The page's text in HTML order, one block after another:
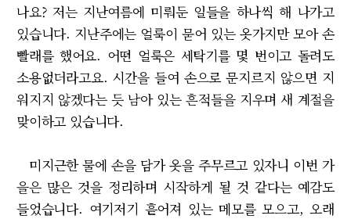
나요? 저는 지난여름에 미뤄둔 일들을 하나씩 해 나가고
있습니다. 지난주에는 얼룩이 묻어 있는 옷가지만 모아 손
빨래를 했어요. 어떤 얼룩은 세탁기를 몇 번이고 돌려도
소용없더라고요. 시간을 들여 손으로 문지르지 않으면 지
워지지 않겠다는 듯 남아 있는 흔적들을 지우며 새 계절을
맞이하고 있습니다.
미지근한 물에 손을 담가 옷을 주무르고 있자니 이번 가
을은 많은 것을 정리하며 시작하게 될 것 같다는 예감도
들었습니다. 여기저기 흩어져 있는 메모를 모으고, 오래